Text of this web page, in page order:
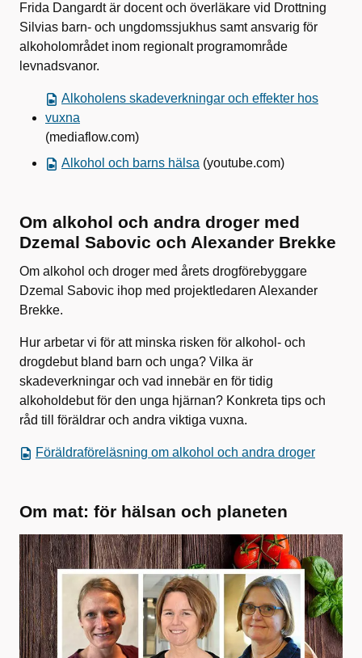
Frida Dangardt är docent och överläkare vid Drottning
Silvias barn- och ungdomssjukhus samt ansvarig för
alkoholområdet inom regionalt programområde
levnadsvanor.
Alkoholens skadeverkningar och effekter hos
vuxna
(mediaflow.com)
Alkohol och barns hälsa (youtube.com)
Om alkohol och andra droger med
Dzemal Sabovic och Alexander Brekke
Om alkohol och droger med årets drogförebyggare
Dzemal Sabovic ihop med projektledaren Alexander
Brekke.
Hur arbetar vi för att minska risken för alkohol- och
drogdebut bland barn och unga? Vilka är
skadeverkningar och vad innebär en för tidig
alkoholdebut för den unga hjärnan? Konkreta tips och
råd till föräldrar och andra viktiga vuxna.
Föräldraföreläsning om alkohol och andra droger
Om mat: för hälsan och planeten